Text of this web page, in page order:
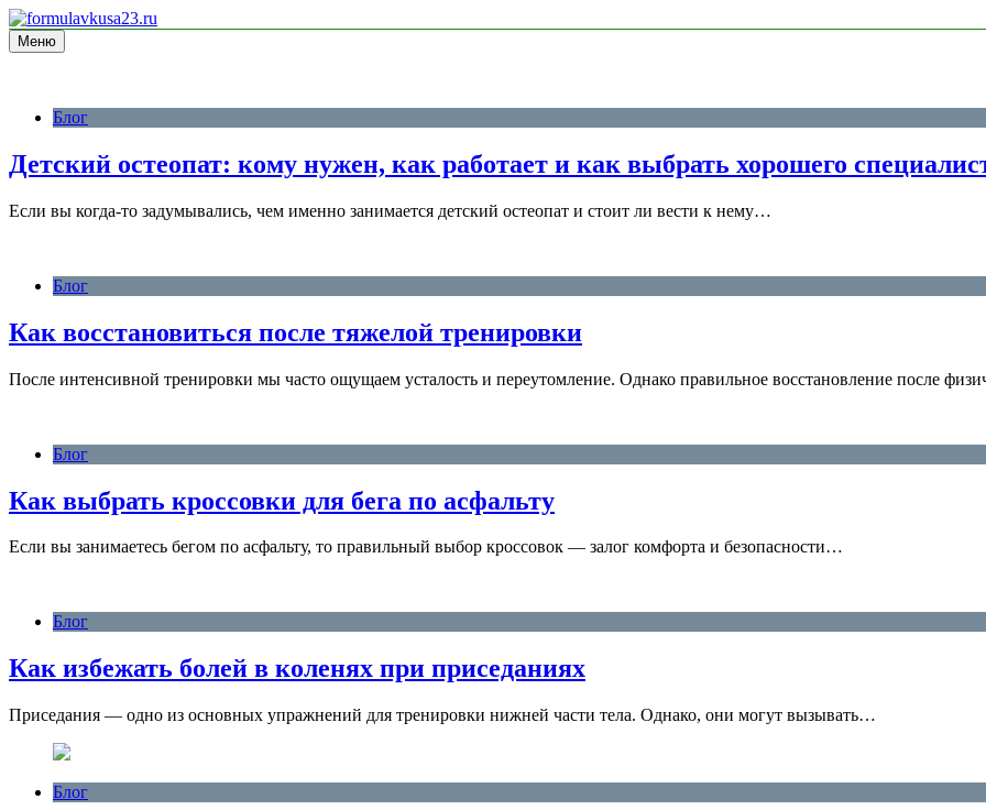
Перейти
к
содержимому
блог про спорт
Меню
Блог
Детский остеопат: кому нужен, как работает и как выбрать хорошего
Если вы когда‑то задумывались, чем именно занимается детский остеопат и стоит ли вести к нему…
Блог
Как восстановиться после тяжелой тренировки
После интенсивной тренировки мы часто ощущаем усталость и переутомление. Однако правильное восстановление после
Блог
Как выбрать кроссовки для бега по асфальту
Если вы занимаетесь бегом по асфальту, то правильный выбор кроссовок — залог комфорта и безопасности…
Блог
Как избежать болей в коленях при приседаниях
Приседания — одно из основных упражнений для тренировки нижней части тела. Однако, они могут вызывать…
Блог